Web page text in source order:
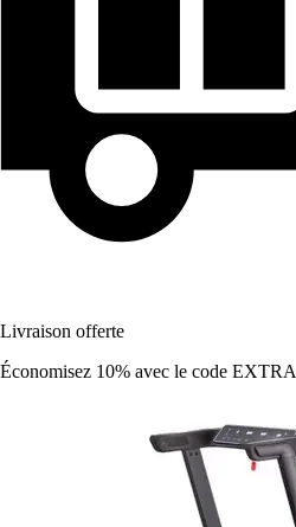
Livraison offerte
Économisez 10% avec le code EXTRA